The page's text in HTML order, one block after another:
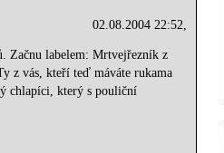
02.08.2004 22:52,
Začnu labelem: Mrtvejřezník z
z vás, kteří teď máváte rukama
chlapíci, který s pouliční